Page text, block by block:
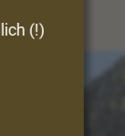
(!)